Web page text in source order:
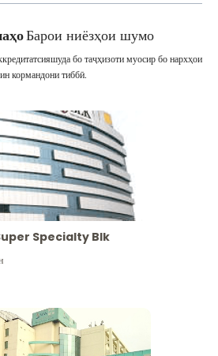
Барои ниёзҳои шумо
бо таҷҳизоти муосир бо нархҳои
кормандони тиббӣ.
Specialty Blk